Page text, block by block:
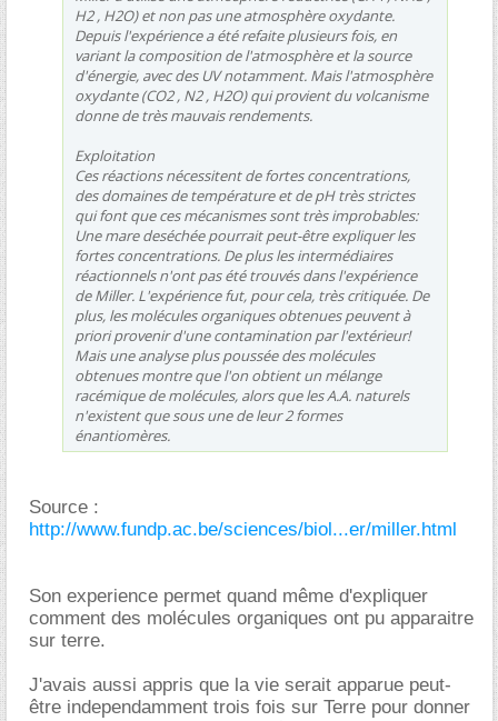
H2 , H2O) et non pas une atmosphère oxydante.
Depuis l'expérience a été refaite plusieurs fois, en
variant la composition de l'atmosphère et la source
d'énergie, avec des UV notamment. Mais l'atmosphère
oxydante (CO2 , N2 , H2O) qui provient du volcanisme
donne de très mauvais rendements.
Exploitation
Ces réactions nécessitent de fortes concentrations,
des domaines de température et de pH très strictes
qui font que ces mécanismes sont très improbables:
Une mare deséchée pourrait peut-être expliquer les
fortes concentrations. De plus les intermédiaires
réactionnels n'ont pas été trouvés dans l'expérience
de Miller. L'expérience fut, pour cela, très critiquée. De
plus, les molécules organiques obtenues peuvent à
priori provenir d'une contamination par l'extérieur!
Mais une analyse plus poussée des molécules
obtenues montre que l'on obtient un mélange
racémique de molécules, alors que les A.A. naturels
n'existent que sous une de leur 2 formes
énantiomères.
Source :
http://www.fundp.ac.be/sciences/biol...er/miller.html
Son experience permet quand même d'expliquer
comment des molécules organiques ont pu apparaitre
sur terre.
J'avais aussi appris que la vie serait apparue peut-
être independamment trois fois sur Terre pour donner